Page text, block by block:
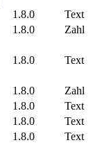
1.8.0
Text
1.8.0 Zahl
1.8.0 Text
1.8.0
Zahl
1.8.0
Text
1.8.0
Text
1.8.0
Text